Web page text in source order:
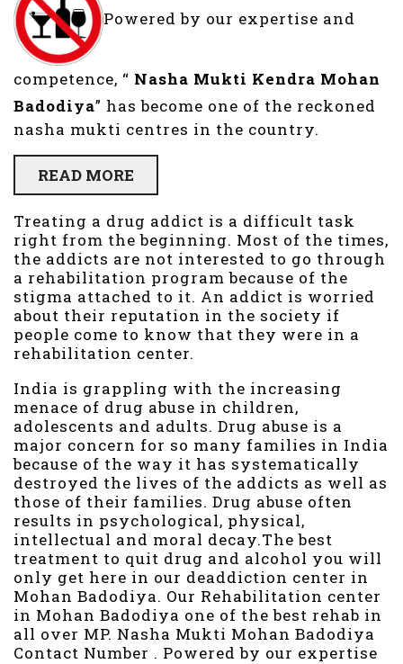
Powered by our expertise and
competence, “ Nasha Mukti Kendra Mohan
Badodiya” has become one of the reckoned
nasha mukti centres in the country.
READ MORE
Treating a drug addict is a difficult task
right from the beginning. Most of the times,
the addicts are not interested to go through
a rehabilitation program because of the
stigma attached to it. An addict is worried
about their reputation in the society if
people come to know that they were in a
rehabilitation center.
India is grappling with the increasing
menace of drug abuse in children,
adolescents and adults. Drug abuse is a
major concern for so many families in India
because of the way it has systematically
destroyed the lives of the addicts as well as
those of their families. Drug abuse often
results in psychological, physical,
intellectual and moral decay.The best
treatment to quit drug and alcohol you will
only get here in our deaddiction center in
Mohan Badodiya. Our Rehabilitation center
in Mohan Badodiya one of the best rehab in
all over MP. Nasha Mukti Mohan Badodiya
Contact Number . Powered by our expertise